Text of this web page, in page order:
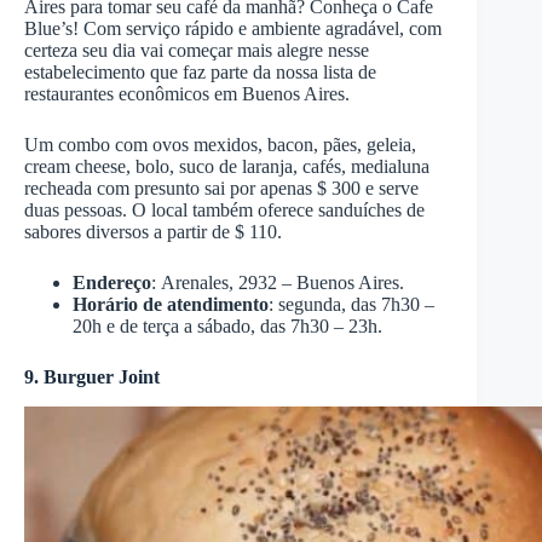
Aires para tomar seu café da manhã? Conheça o Cafe
Blue’s! Com serviço rápido e ambiente agradável, com
certeza seu dia vai começar mais alegre nesse
estabelecimento que faz parte da nossa lista de
restaurantes econômicos em Buenos Aires.
Um combo com ovos mexidos, bacon, pães, geleia,
cream cheese, bolo, suco de laranja, cafés, medialuna
recheada com presunto sai por apenas $ 300 e serve
duas pessoas. O local também oferece sanduíches de
sabores diversos a partir de $ 110.
Endereço: Arenales, 2932 – Buenos Aires.
Horário de atendimento: segunda, das 7h30 –
20h e de terça a sábado, das 7h30 – 23h.
9. Burguer Joint